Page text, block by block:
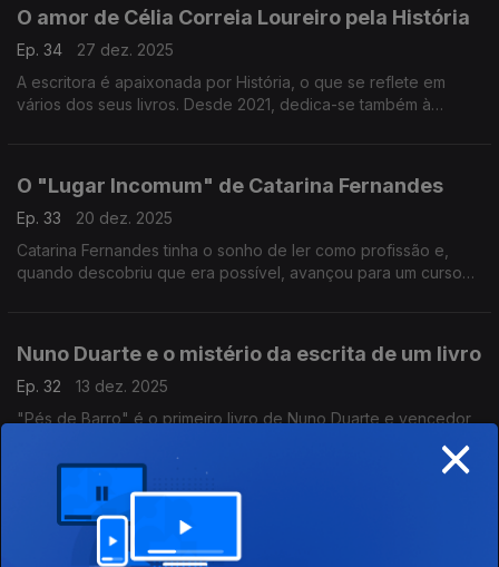
O amor de Célia Correia Loureiro pela História
Ep. 34
27 dez. 2025
A escritora é apaixonada por História, o que se reflete em
vários dos seus livros. Desde 2021, dedica-se também à
O "Lugar Incomum" de Catarina Fernandes
Ep. 33
20 dez. 2025
Catarina Fernandes tinha o sonho de ler como profissão e,
quando descobriu que era possível, avançou para um curso
Nuno Duarte e o mistério da escrita de um livro
Ep. 32
13 dez. 2025
"Pés de Barro" é o primeiro livro de Nuno Duarte e vencedor
do Prémio LeYa 2024. O autor queria compreender como se
escrevia um romance e, após várias tentativas, aventurou-se
na escrita de "Pés de Barro".
É tempo de morangos e Bruna Martiolli
06 dez. 2025
×